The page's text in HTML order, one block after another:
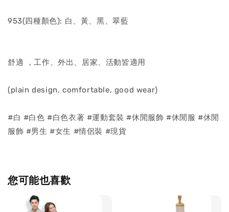
953(四種顏色): 白、黃、黑、翠藍
舒適 ，工作、外出、居家、活動皆適用
(plain design, comfortable, good wear)
#白 #白色 #白色衣著 #運動套裝 #休閒服飾 #休閒服 #休閒
服飾 #男生 #女生 #情侶裝 #現貨
您可能也喜歡